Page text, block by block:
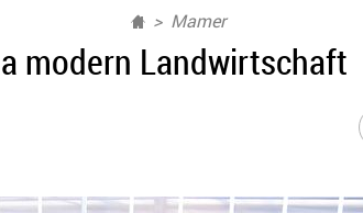
Mamer
modern Landwirtschaft